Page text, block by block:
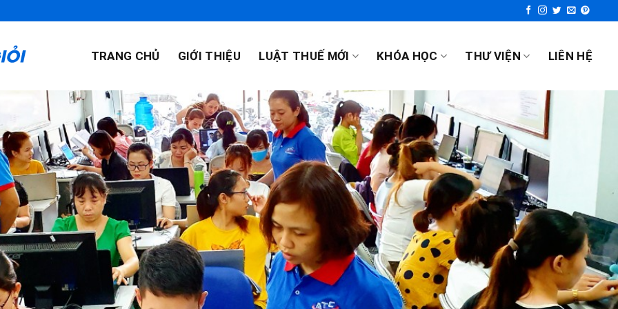
TRANG CHỦ GIỚI THIỆU LUẬT THUẾ MỚI KHÓA HỌC THƯ VIỆN LIÊN HỆ